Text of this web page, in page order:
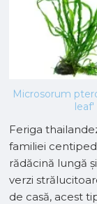
Microsorum
leaf'
Feriga
familiei
rădăcină lungă
verzi
de casă, acest